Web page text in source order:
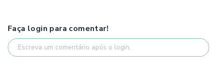
Faça login para comentar!